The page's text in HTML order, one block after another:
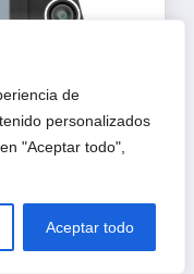
de
personalizados
"Aceptar todo",
Aceptar todo
HC5711GW-T5
Wifi AP -